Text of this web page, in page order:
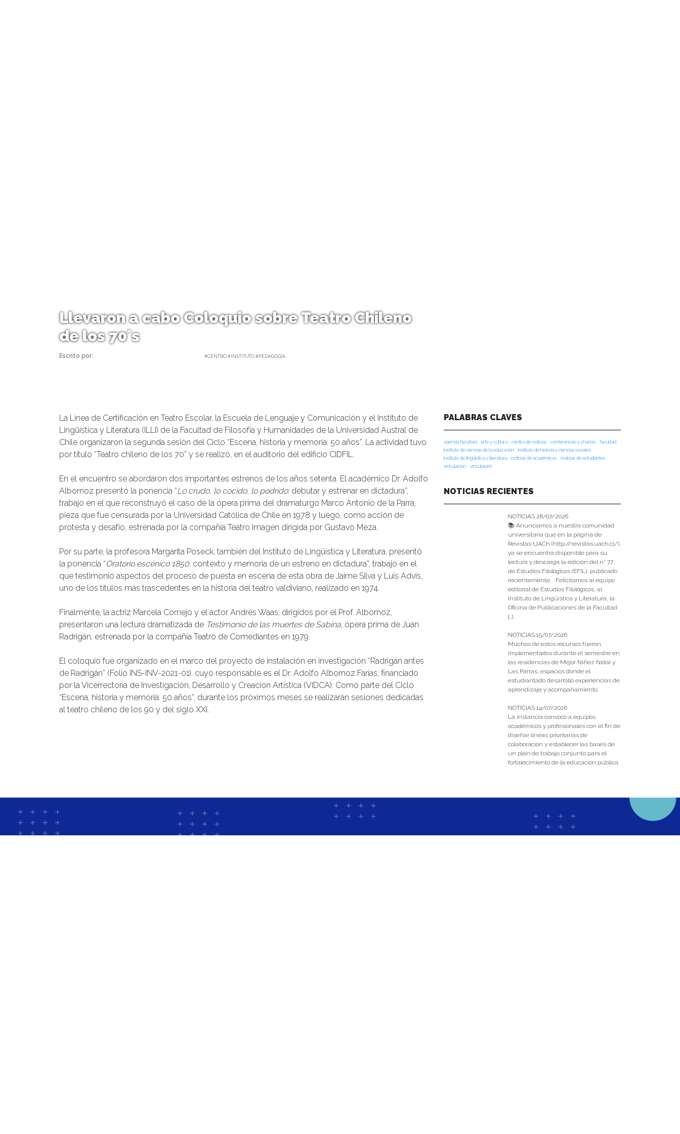
Llevaron a cabo Coloquio sobre Teatro Chileno
de los 70´s
Escrito por: #CENTRO #INSTITUTO #PEDAGOGÍA
La Línea de Certificación en Teatro Escolar, la Escuela de Lenguaje y Comunicación y el Instituto de
Lingüística y Literatura (ILLI) de la Facultad de Filosofía y Humanidades de la Universidad Austral de
Chile organizaron la segunda sesión del Ciclo “Escena, historia y memoria: 50 años”. La actividad tuvo
por título “Teatro chileno de los 70” y se realizó, en el auditorio del edificio CIDFIL.
En el encuentro se abordaron dos importantes estrenos de los años setenta. El académico Dr. Adolfo
Albornoz presentó la ponencia “Lo crudo, lo cocido, lo podrido: debutar y estrenar en dictadura”,
trabajo en el que reconstruyó el caso de la ópera prima del dramaturgo Marco Antonio de la Parra,
pieza que fue censurada por la Universidad Católica de Chile en 1978 y luego, como acción de
protesta y desafío, estrenada por la compañía Teatro Imagen dirigida por Gustavo Meza.
Por su parte, la profesora Margarita Poseck, también del Instituto de Lingüística y Literatura, presentó
la ponencia “Oratorio escénico 1850: contexto y memoria de un estreno en dictadura”, trabajo en el
que testimonió aspectos del proceso de puesta en escena de esta obra de Jaime Silva y Luis Advis,
uno de los títulos más trascedentes en la historia del teatro valdiviano, realizado en 1974.
Finalmente, la actriz Marcela Cornejo y el actor Andrés Waas, dirigidos por el Prof. Albornoz,
presentaron una lectura dramatizada de Testimonio de las muertes de Sabina, ópera prima de Juan
Radrigán, estrenada por la compañía Teatro de Comediantes en 1979.
El coloquio fue organizado en el marco del proyecto de instalación en investigación “Radrigán antes
de Radrigán” (Folio INS-INV-2021-01), cuyo responsable es el Dr. Adolfo Albornoz Farías, financiado
por la Vicerrectoría de Investigación, Desarrollo y Creación Artística (VIDCA). Como parte del Ciclo
“Escena, historia y memoria: 50 años”, durante los próximos meses se realizarán sesiones dedicadas
al teatro chileno de los 90 y del siglo XXI.
PALABRAS CLAVES
agenda facultad arte y cultura centro de noticias conferencias y charlas
facultad
instituto de ciencias de la educación
instituto de historia y ciencias sociales
instituto de lingüística y literatura
noticias de académicos
noticias de estudiantes
vinculacion
vinculación
NOTICIAS RECIENTES
NOTICIAS 28/07/2026
📚 Anunciamos a nuestra comunidad
universitaria que en la página de
Revistas UACh (http://revistas.uach.cl/),
ya se encuentra disponible para su
lectura y descarga la edición del n° 77
de Estudios Filológicos (EFIL), publicado
recientemente. Felicitamos al equipo
editorial de Estudios Filológicos, al
Instituto de Lingüística y Literatura, la
Oficina de Publicaciones de la Facultad
[…]
NOTICIAS 15/07/2026
Muchos de estos recursos fueron
implementados durante el semestre en
las residencias de Mejor Niñez Nidal y
Las Parras, espacios donde el
estudiantado desarrolló experiencias de
aprendizaje y acompañamiento.
NOTICIAS 14/07/2026
La instancia convocó a equipos
académicos y profesionales con el fin de
diseñar líneas prioritarias de
colaboración y establecer las bases de
un plan de trabajo conjunto para el
fortalecimiento de la educación pública.